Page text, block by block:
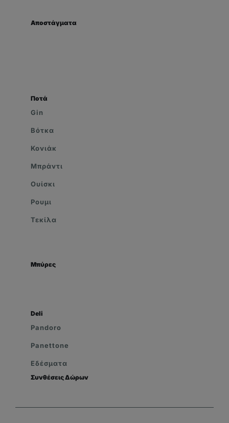
Αποστάγματα
Ποτά
Gin
Βότκα
Κονιάκ
Μπράντι
Ουίσκι
Ρουμι
Τεκίλα
Μπύρες
Deli
Pandoro
Panettone
Εδέσματα
Συνθέσεις Δώρων